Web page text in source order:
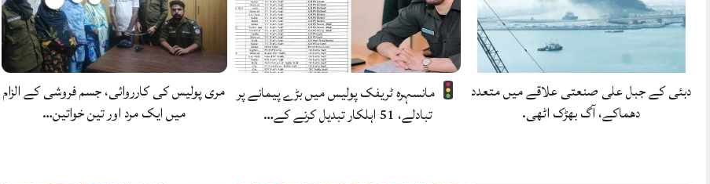
دبئی کے جبل علی صنعتی علاقے میں متعدد
دھماکے، آگ بھڑک اٹھی.
مانسہرہ ٹریفک پولیس میں بڑے پیمانے پر
تبادلے، 51 اہلکار تبدیل کرنے کے…
مری پولیس کی کارروائی، جسم فروشی کے الزام
میں ایک مرد اور تین خواتین…